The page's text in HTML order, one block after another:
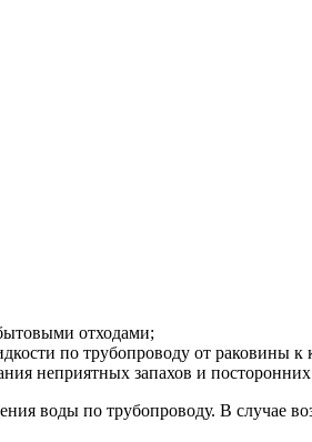
отходами;
по трубопроводу от раковины к
неприятных запахов и
воды по трубопроводу. В случае